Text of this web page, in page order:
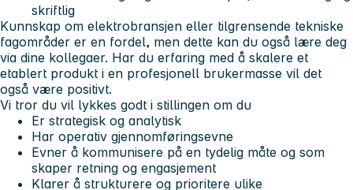
skriftlig
Kunnskap om elektrobransjen eller tilgrensende tekniske
fagområder er en fordel, men dette kan du også lære deg
via dine kollegaer. Har du erfaring med å skalere et
etablert produkt i en profesjonell brukermasse vil det
også være positivt.
Vi tror du vil lykkes godt i stillingen om du
Er strategisk og analytisk
Har operativ gjennomføringsevne
Evner å kommunisere på en tydelig måte og som
skaper retning og engasjement
Klarer å strukturere og prioritere ulike